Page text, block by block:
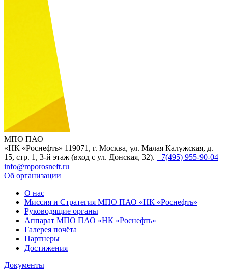
МПО ПАО
«НК «Роснефть» 119071, г. Москва, ул. Малая Калужская, д.
15, стр. 1, 3-й этаж (вход с ул. Донская, 32). +7(495) 955-90-04
info@mporosneft.ru
Об организации
О нас
Миссия и Стратегия МПО ПАО «НК «Роснефть»
Руководящие органы
Аппарат МПО ПАО «НК «Роснефть»
Галерея почёта
Партнеры
Достижения
Документы